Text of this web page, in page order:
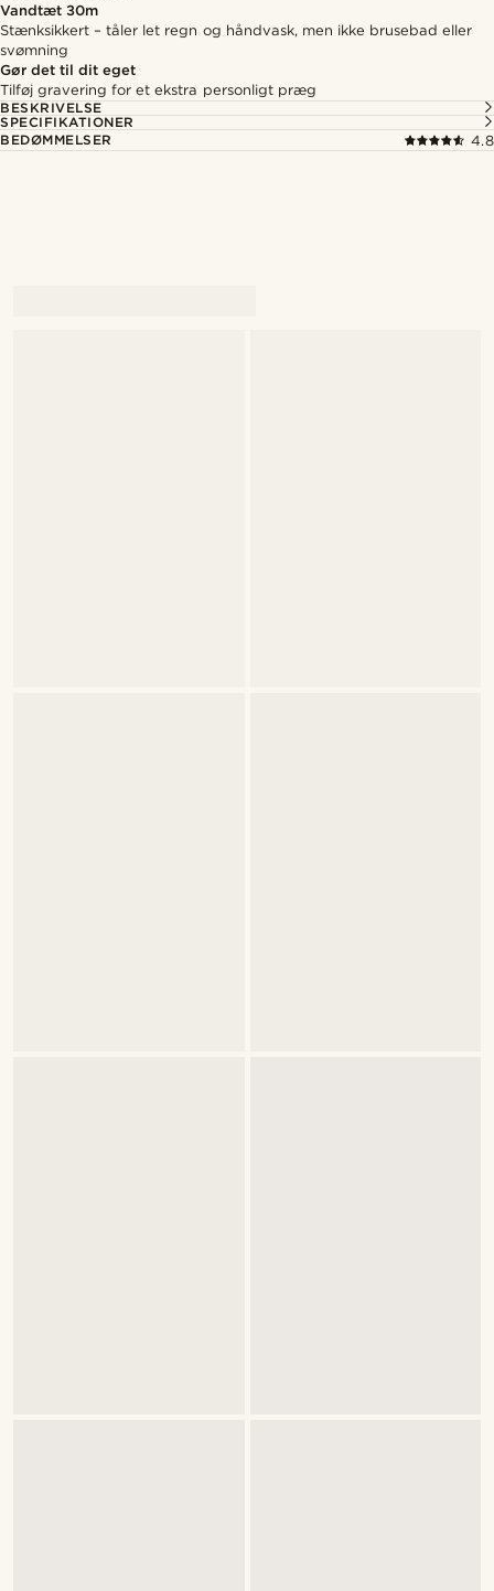
Vandtæt 30m
Stænksikkert – tåler let regn og håndvask, men ikke brusebad eller
svømning
Gør det til dit eget
Tilføj gravering for et ekstra personligt præg
BESKRIVELSE
SPECIFIKATIONER
BEDØMMELSER
4.8